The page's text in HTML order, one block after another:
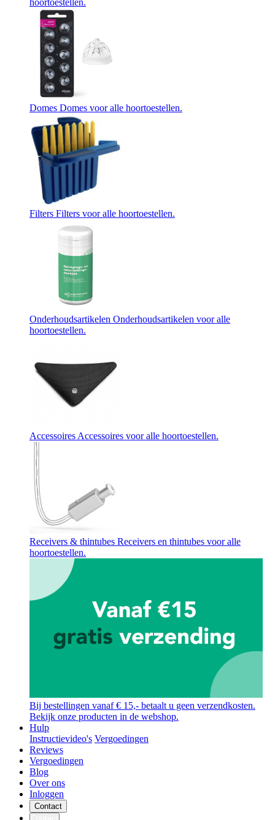
hoortoestellen.
Domes Domes voor alle hoortoestellen.
Filters Filters voor alle hoortoestellen.
Onderhoudsartikelen Onderhoudsartikelen voor alle
hoortoestellen.
Accessoires Accessoires voor alle hoortoestellen.
Receivers & thintubes Receivers en thintubes voor alle
hoortoestellen.
Bij bestellingen vanaf € 15,- betaalt u geen verzendkosten.
Bekijk onze producten in de webshop.
Hulp
Instructievideo's Vergoedingen
Reviews
Vergoedingen
Blog
Over ons
Inloggen
Contact